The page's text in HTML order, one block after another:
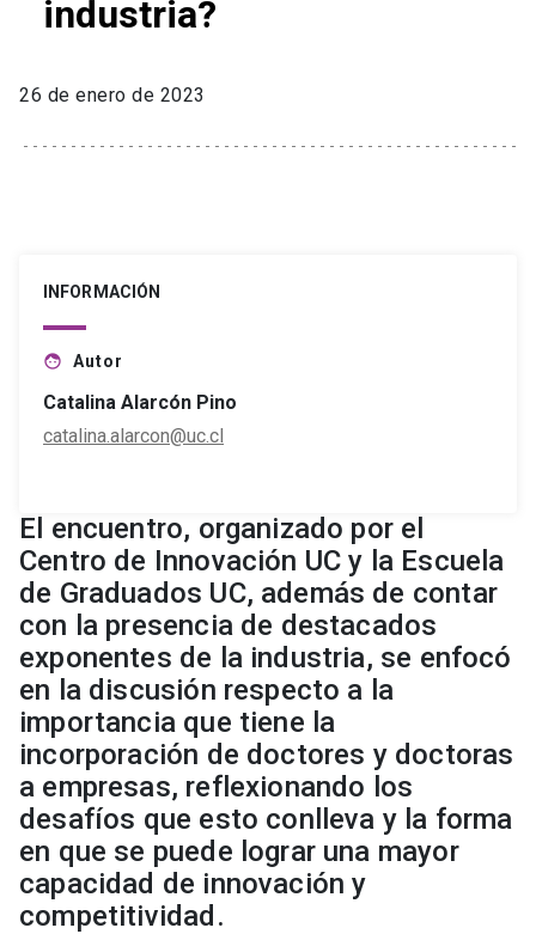
industria?
26 de enero de 2023
INFORMACIÓN
face Autor
Catalina Alarcón Pino
catalina.alarcon@uc.cl
El encuentro, organizado por el
Centro de Innovación UC y la Escuela
de Graduados UC, además de contar
con la presencia de destacados
exponentes de la industria, se enfocó
en la discusión respecto a la
importancia que tiene la
incorporación de doctores y doctoras
a empresas, reflexionando los
desafíos que esto conlleva y la forma
en que se puede lograr una mayor
capacidad de innovación y
competitividad.